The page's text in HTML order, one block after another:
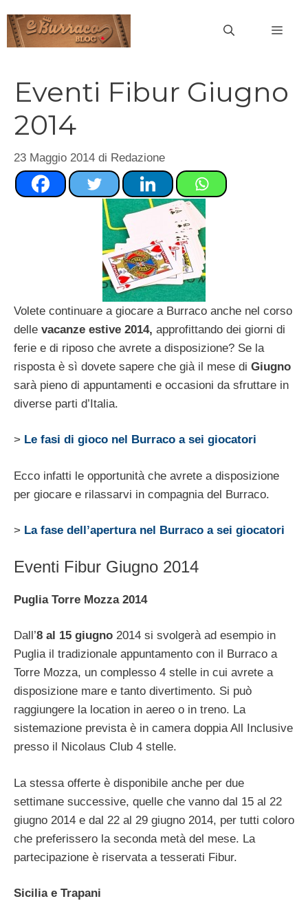
contenuto
Eventi Fibur Giugno
2014
23 Maggio 2014 di Redazione
Volete continuare a giocare a Burraco anche nel corso
delle vacanze estive 2014, approfittando dei giorni di
ferie e di riposo che avrete a disposizione? Se la
risposta è sì dovete sapere che già il mese di Giugno
sarà pieno di appuntamenti e occasioni da sfruttare in
diverse parti d’Italia.
> Le fasi di gioco nel Burraco a sei giocatori
Ecco infatti le opportunità che avrete a disposizione
per giocare e rilassarvi in compagnia del Burraco.
> La fase dell’apertura nel Burraco a sei giocatori
Eventi Fibur Giugno 2014
Puglia Torre Mozza 2014
Dall’8 al 15 giugno 2014 si svolgerà ad esempio in
Puglia il tradizionale appuntamento con il Burraco a
Torre Mozza, un complesso 4 stelle in cui avrete a
disposizione mare e tanto divertimento. Si può
raggiungere la location in aereo o in treno. La
sistemazione prevista è in camera doppia All Inclusive
presso il Nicolaus Club 4 stelle.
La stessa offerte è disponibile anche per due
settimane successive, quelle che vanno dal 15 al 22
giugno 2014 e dal 22 al 29 giugno 2014, per tutti coloro
che preferissero la seconda metà del mese. La
partecipazione è riservata a tesserati Fibur.
Sicilia e Trapani